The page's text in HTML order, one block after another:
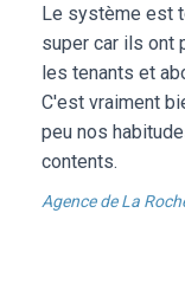
Le système est
super car ils ont
les tenants et
C'est vraiment
peu nos
contents.
Agence de La